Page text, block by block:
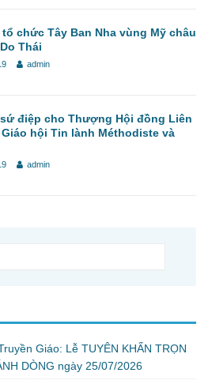
chức Tây Ban Nha vùng Mỹ châu
Thái
admin
điệp cho Thượng Hội đồng Liên
hội Tin lành Méthodiste và
admin
Giáo: Lễ TUYÊN KHẤN TRỌN
DÒNG ngày 25/07/2026